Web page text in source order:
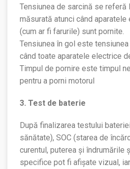
Tensiunea de sarcină se referă
măsurată atunci când
(cum ar fi farurile) sunt pornite.
Tensiunea în gol este
când toate aparatele electrice
Timpul de pornire este timpul
pentru a porni motorul
3. Test de baterie
După finalizarea testului
sănătate), SOC (starea de
curentul, puterea și îndrumările
specifice pot fi afișate vizual,